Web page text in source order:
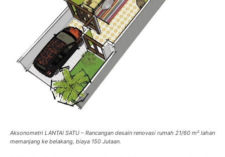
Aksonometri LANTAI SATU – Rancangan desain renovasi rumah 21/60 m² lahan
memanjang ke belakang, biaya 150 Jutaan.